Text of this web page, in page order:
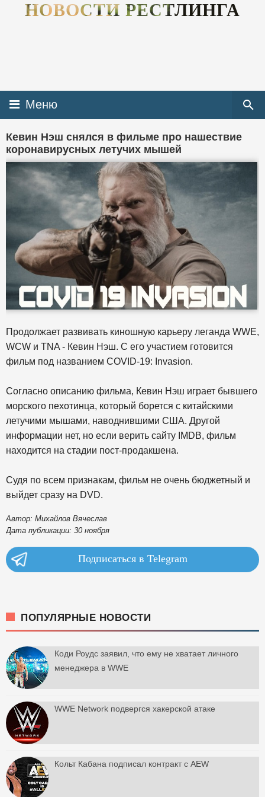
НОВОСТИ РЕСТЛИНГА
Меню
Кевин Нэш снялся в фильме про нашествие
коронавирусных летучих мышей
Продолжает развивать киношную карьеру леганда WWE,
WCW и TNA - Кевин Нэш. С его участием готовится
фильм под названием COVID-19: Invasion.
Согласно описанию фильма, Кевин Нэш играет бывшего
морского пехотинца, который борется с китайскими
летучими мышами, наводнившими США. Другой
информации нет, но если верить сайту IMDB, фильм
находится на стадии пост-продакшена.
Судя по всем признакам, фильм не очень бюджетный и
выйдет сразу на DVD.
Автор: Михайлов Вячеслав
Дата публикации: 30 ноября
Подписаться в Telegram
ПОПУЛЯРНЫЕ НОВОСТИ
Коди Роудс заявил, что ему не хватает личного
менеджера в WWE
WWE Network подвергся хакерской атаке
Кольт Кабана подписал контракт с AEW